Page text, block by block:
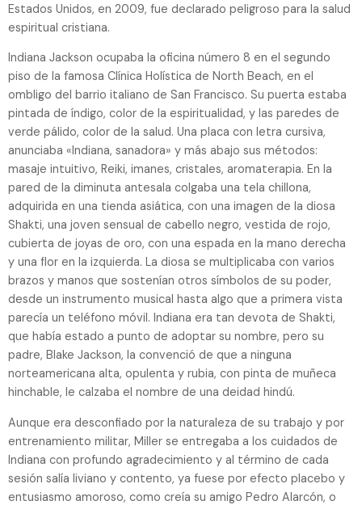
Estados Unidos, en 2009, fue declarado peligroso para la salud
espiritual cristiana.
Indiana Jackson ocupaba la oficina número 8 en el segundo
piso de la famosa Clínica Holística de North Beach, en el
ombligo del barrio italiano de San Francisco. Su puerta estaba
pintada de índigo, color de la espiritualidad, y las paredes de
verde pálido, color de la salud. Una placa con letra cursiva,
anunciaba «Indiana, sanadora» y más abajo sus métodos:
masaje intuitivo, Reiki, imanes, cristales, aromaterapia. En la
pared de la diminuta antesala colgaba una tela chillona,
adquirida en una tienda asiática, con una imagen de la diosa
Shakti, una joven sensual de cabello negro, vestida de rojo,
cubierta de joyas de oro, con una espada en la mano derecha
y una flor en la izquierda. La diosa se multiplicaba con varios
brazos y manos que sostenían otros símbolos de su poder,
desde un instrumento musical hasta algo que a primera vista
parecía un teléfono móvil. Indiana era tan devota de Shakti,
que había estado a punto de adoptar su nombre, pero su
padre, Blake Jackson, la convenció de que a ninguna
norteamericana alta, opulenta y rubia, con pinta de muñeca
hinchable, le calzaba el nombre de una deidad hindú.
Aunque era desconfiado por la naturaleza de su trabajo y por
entrenamiento militar, Miller se entregaba a los cuidados de
Indiana con profundo agradecimiento y al término de cada
sesión salía liviano y contento, ya fuese por efecto placebo y
entusiasmo amoroso, como creía su amigo Pedro Alarcón, o